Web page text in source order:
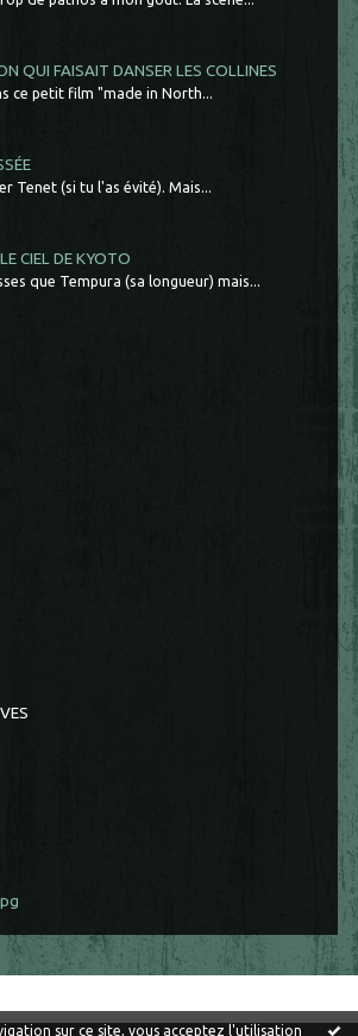
sur ce site, vous acceptez l'utilisation
QUI FAISAIT DANSER LES COLLINES
ce petit film "made in North...
Tenet (si tu l'as évité). Mais...
CIEL DE KYOTO
que Tempura (sa longueur) mais...